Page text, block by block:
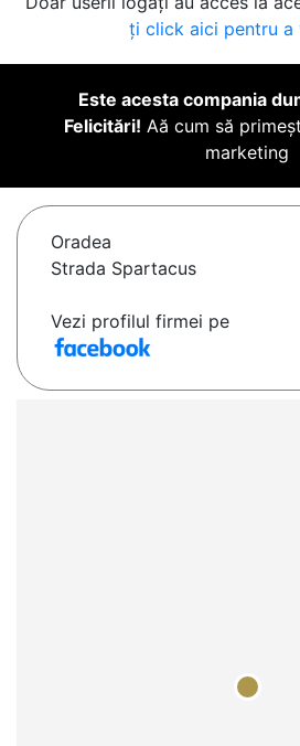
ți click aici pentru a
Este acesta compania
Felicitări! Aă cum să
marketing
Oradea
Strada Spartacus
Vezi profilul firmei pe